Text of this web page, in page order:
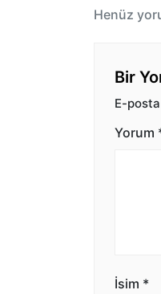
Henüz
Bir
E-
Yorum
İsim *